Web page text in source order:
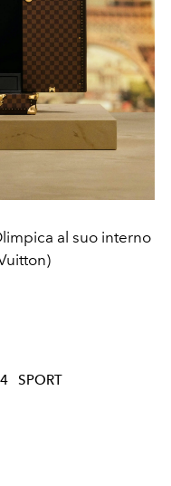
al suo interno
SPORT